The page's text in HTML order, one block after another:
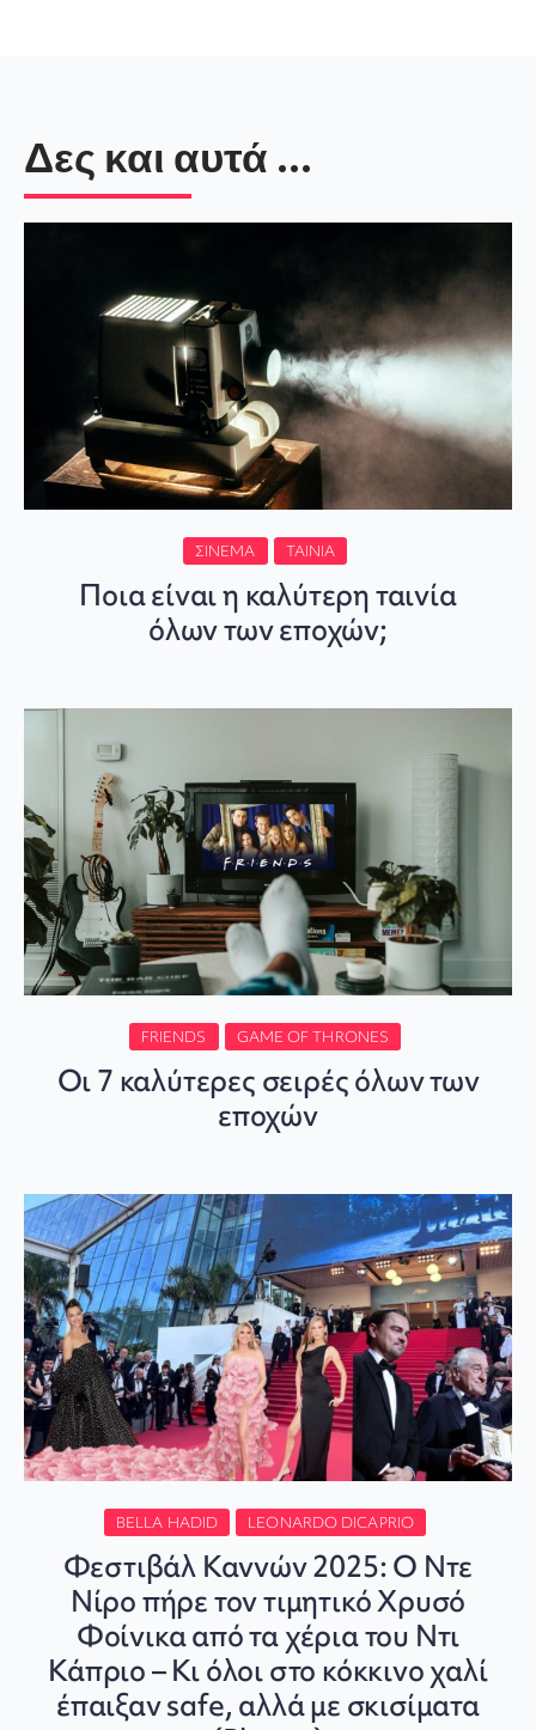
Δες και αυτά ...
ΣΙΝΕΜΆ ΤΑΙΝΊΑ
Ποια είναι η καλύτερη ταινία
όλων των εποχών;
FRIENDS GAME OF THRONES
Οι 7 καλύτερες σειρές όλων των
εποχών
BELLA HADID LEONARDO DICAPRIO
Φεστιβάλ Καννών 2025: Ο Ντε
Νίρο πήρε τον τιμητικό Χρυσό
Φοίνικα από τα χέρια του Ντι
Κάπριο – Κι όλοι στο κόκκινο χαλί
έπαιξαν safe, αλλά με σκισίματα